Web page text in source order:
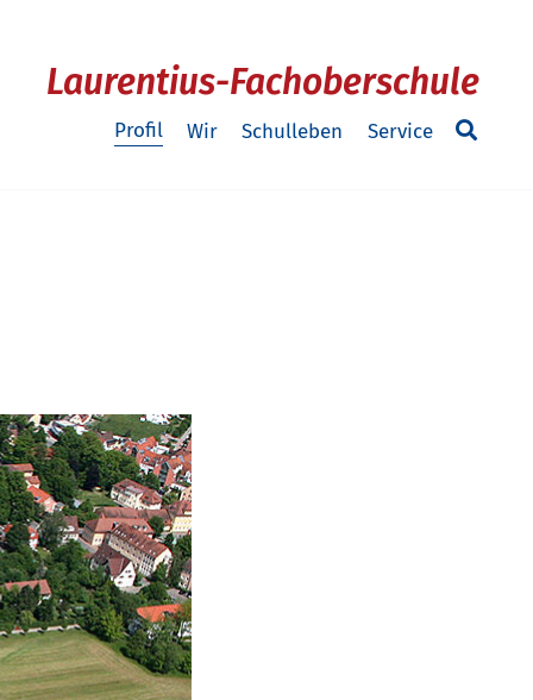
Laurentius-Fachoberschule
Profil Wir Schulleben Service